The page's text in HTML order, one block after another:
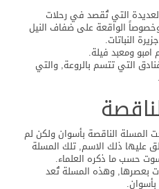
التي تُقصد في رحلات
الواقعة على ضفاف النيل
النباتات.
ومعبد فيلة.
التي تتسم بالروعة, والتي
المسلة الناقصة بأسوان ولكن لم
عليها ذلك الاسم, تلك المسلة
حسب ما ذكره العلماء.
بعصرها, وهذه المسلة تُعد